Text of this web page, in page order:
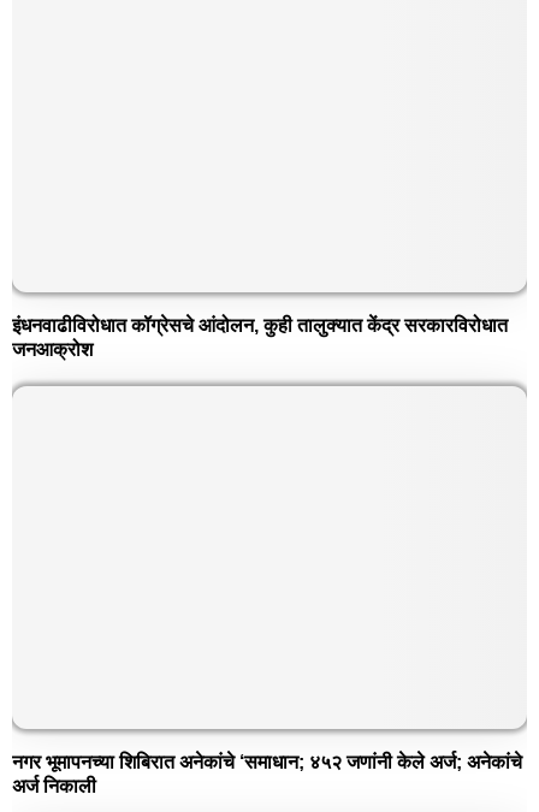
इंधनवाढीविरोधात कॉग्रेसचे आंदोलन, कुही तालुक्यात केंद्र सरकारविरोधात
जनआक्रोश
नगर भूमापनच्या शिबिरात अनेकांचे ‘समाधान; ४५२ जणांनी केले अर्ज; अनेकांचे
अर्ज निकाली